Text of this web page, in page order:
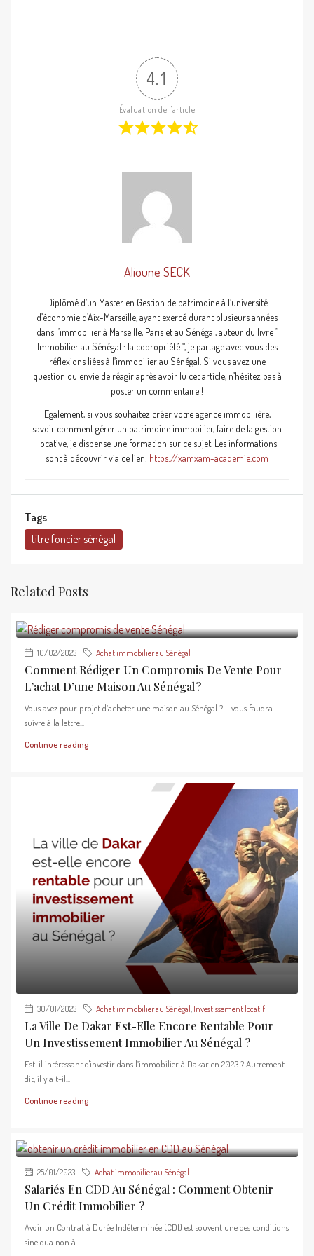
4.1
Évaluation de l'article
Alioune SECK
Diplômé d’un Master en Gestion de patrimoine à l’université
d’économie d’Aix-Marseille, ayant exercé durant plusieurs années
dans l’immobilier à Marseille, Paris et au Sénégal, auteur du livre ”
Immobilier au Sénégal : la copropriété “, je partage avec vous des
réflexions liées à l’immobilier au Sénégal. Si vous avez une
question ou envie de réagir après avoir lu cet article, n’hésitez pas à
poster un commentaire !
Egalement, si vous souhaitez créer votre agence immobilière,
savoir comment gérer un patrimoine immobilier, faire de la gestion
locative, je dispense une formation sur ce sujet. Les informations
sont à découvrir via ce lien: https://xamxam-academie.com
Tags
titre foncier sénégal
Related Posts
10/02/2023 Achat immobilier au Sénégal
Comment Rédiger Un Compromis De Vente Pour
L’achat D’une Maison Au Sénégal ?
Vous avez pour projet d’acheter une maison au Sénégal ? Il vous faudra
suivre à la lettre...
Continue reading
30/01/2023 Achat immobilier au Sénégal , Investissement locatif
La Ville De Dakar Est-Elle Encore Rentable Pour
Un Investissement Immobilier Au Sénégal ?
Est-il intéressant d'investir dans l’immobilier à Dakar en 2023 ? Autrement
dit, il y a t-il...
Continue reading
25/01/2023 Achat immobilier au Sénégal
Salariés En CDD Au Sénégal : Comment Obtenir
Un Crédit Immobilier ?
Avoir un Contrat à Durée Indéterminée (CDI) est souvent une des conditions
sine qua non à...